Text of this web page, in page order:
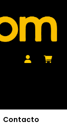
Contacto